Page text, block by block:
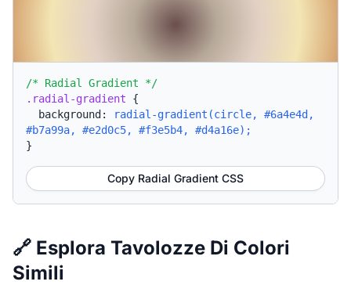
/* Radial Gradient */
.radial-gradient {
background:
radial-gradient(circle, #6a4e4d,
#b7a99a, #e2d0c5, #f3e5b4, #d4a16e);
}
Copy Radial Gradient CSS
🔗 Esplora Tavolozze Di Colori
Simili